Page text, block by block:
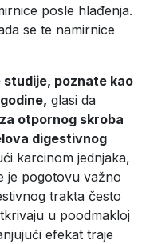
posle hlađenja.
se te namirnice
poznate kao
glasi da
otpornog skroba
digestivnog
karcinom jednjaka,
je pogotovu važno
trakta često
u poodmakloj
efekat traje